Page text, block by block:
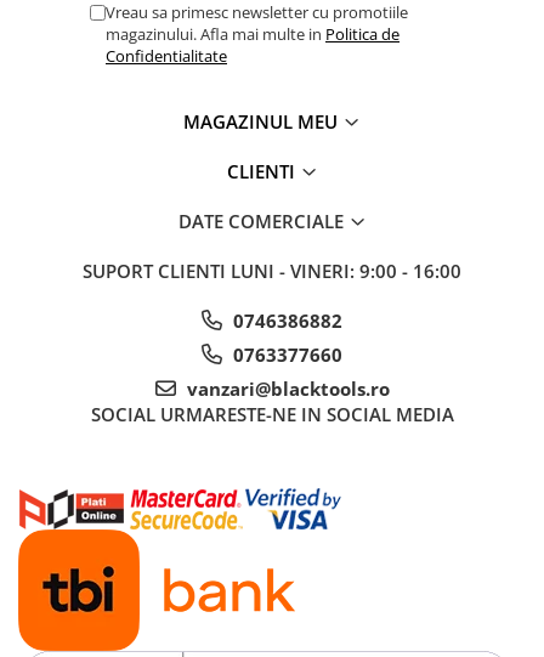
Vreau sa primesc newsletter cu promotiile
magazinului. Afla mai multe in Politica de
Confidentialitate
MAGAZINUL MEU
CLIENTI
DATE COMERCIALE
SUPORT CLIENTI LUNI - VINERI: 9:00 - 16:00
0746386882
0763377660
vanzari@blacktools.ro
SOCIAL URMARESTE-NE IN SOCIAL MEDIA